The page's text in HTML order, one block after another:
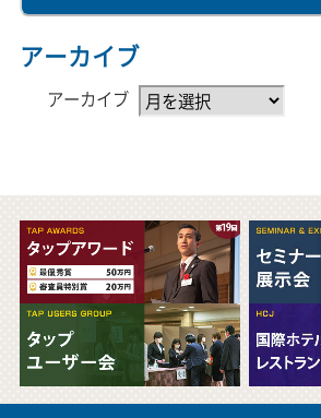
アーカイブ
アーカイブ